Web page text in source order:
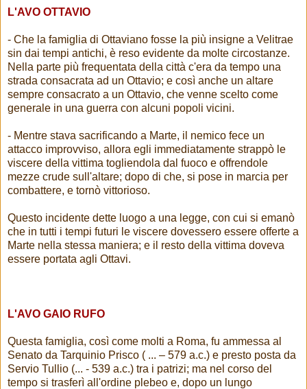
L'AVO OTTAVIO
- Che la famiglia di Ottaviano fosse la più insigne a Velitrae
sin dai tempi antichi, è reso evidente da molte circostanze.
Nella parte più frequentata della città c'era da tempo una
strada consacrata ad un Ottavio; e così anche un altare
sempre consacrato a un Ottavio, che venne scelto come
generale in una guerra con alcuni popoli vicini.
- Mentre stava sacrificando a Marte, il nemico fece un
attacco improvviso, allora egli immediatamente strappò le
viscere della vittima togliendola dal fuoco e offrendole
mezze crude sull'altare; dopo di che, si pose in marcia per
combattere, e tornò vittorioso.
Questo incidente dette luogo a una legge, con cui si emanò
che in tutti i tempi futuri le viscere dovessero essere offerte a
Marte nella stessa maniera; e il resto della vittima doveva
essere portata agli Ottavi.
L'AVO GAIO RUFO
Questa famiglia, così come molti a Roma, fu ammessa al
Senato da Tarquinio Prisco ( ... – 579 a.c.) e presto posta da
Servio Tullio (... - 539 a.c.) tra i patrizi; ma nel corso del
tempo si trasferì all'ordine plebeo e, dopo un lungo